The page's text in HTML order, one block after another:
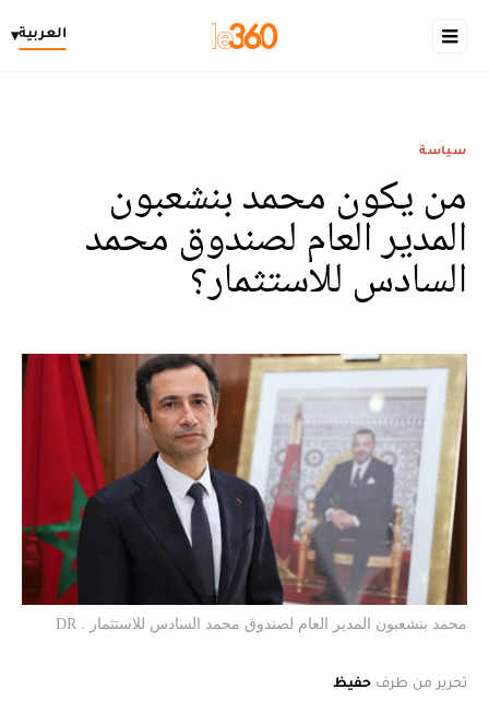
العربية▾
سياسة
من يكون محمد بنشعبون
المدير العام لصندوق محمد
السادس للاستثمار؟
محمد بنشعبون المدير العام لصندوق محمد السادس للاستثمار . DR
تحرير من طرف حفيظ